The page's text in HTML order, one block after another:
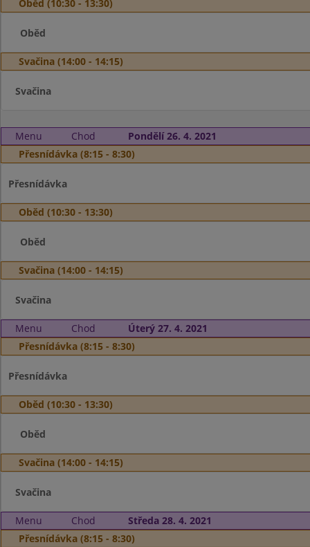
Oběd (10:30 - 13:30)
Oběd
Svačina (14:00 - 14:15)
Svačina
Menu Chod
Pondělí 26. 4. 2021
Přesnídávka (8:15 - 8:30)
Přesnídávka
Oběd (10:30 - 13:30)
Oběd
Svačina (14:00 - 14:15)
Svačina
Menu Chod
Úterý 27. 4. 2021
Přesnídávka (8:15 - 8:30)
Přesnídávka
Oběd (10:30 - 13:30)
Oběd
Svačina (14:00 - 14:15)
Svačina
Menu Chod
Středa 28. 4. 2021
Přesnídávka (8:15 - 8:30)